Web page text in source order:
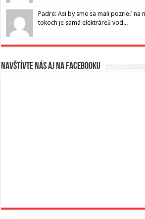
Padre: Asi by sme sa mali pozrieť na
tokoch je samá elektráreň vod...
Navštívte nás aj na Facebooku